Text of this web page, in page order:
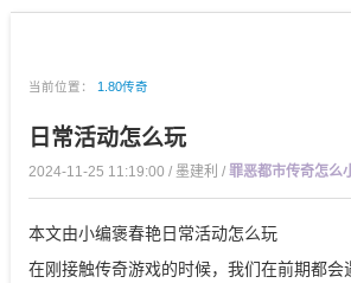
当前位置： 1.80传奇
日常活动怎么玩
2024-11-25 11:19:00 / 墨建利 / 罪恶都市传奇怎么
本文由小编褒春艳日常活动怎么玩
在刚接触传奇游戏的时候，我们在前期都会